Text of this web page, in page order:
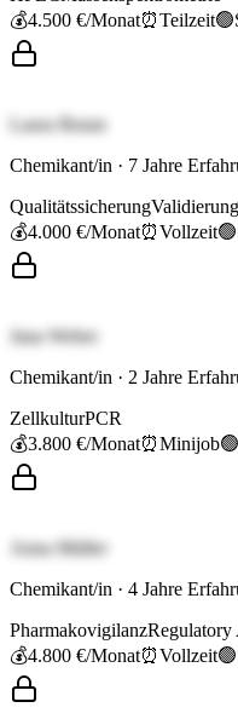
💰4.500 €/Monat⏰Teilzeit🟢
Laura Braun
Chemikant/in · 7 Jahre
QualitätssicherungValidierung
💰4.000 €/Monat⏰Vollzeit🟢
Jana Weber
Chemikant/in · 2 Jahre
ZellkulturPCR
💰3.800 €/Monat⏰Minijob🟢
Anna Müller
Chemikant/in · 4 Jahre
PharmakovigilanzRegulatory
💰4.800 €/Monat⏰Vollzeit🟢